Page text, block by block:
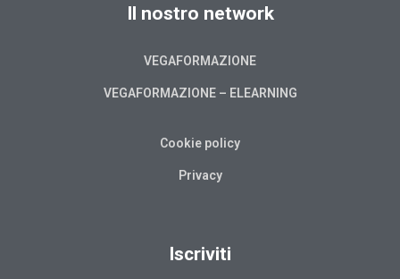
Il nostro network
VEGAFORMAZIONE
VEGAFORMAZIONE – ELEARNING
Cookie policy
Privacy
Iscriviti